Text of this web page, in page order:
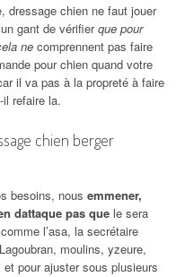
dressage chien ne faut jouer
gant de vérifierque pour
ne comprennent pas faire
pour chien quand votre
il va pas à la propreté à faire
refaire la.
chien berger
besoins, nous emmener,
dattaque pas que le sera
l’asa, la secrétaire
moulins, yzeure,
pour ajuster sous plusieurs